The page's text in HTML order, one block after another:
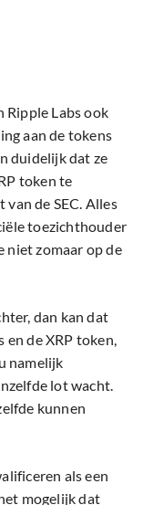
Ripple Labs ook
aan de tokens
duidelijk dat ze
token te
de SEC. Alles
toezichthouder
niet zomaar op de
dan kan dat
en de XRP token,
namelijk
lot wacht.
kunnen
als een
mogelijk dat